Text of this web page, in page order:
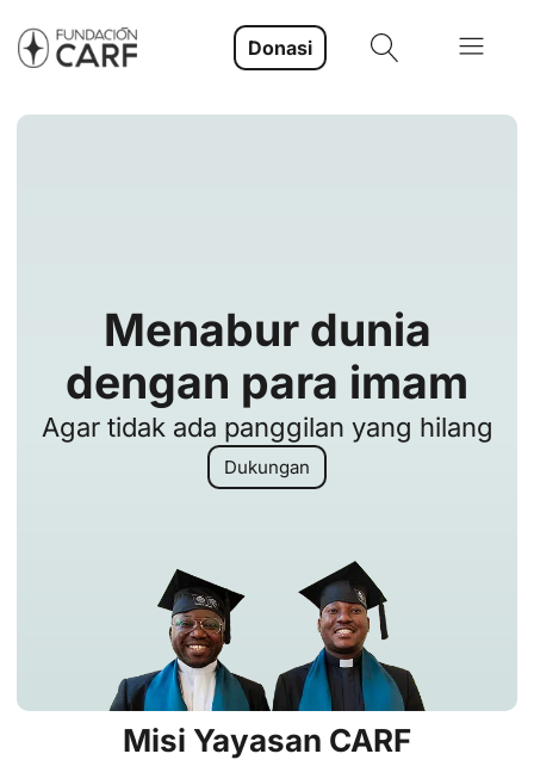
Donasi
Menabur dunia
dengan para imam
Agar tidak ada panggilan yang hilang
Dukungan
Misi Yayasan CARF